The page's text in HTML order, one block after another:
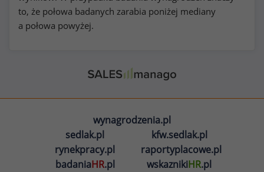
to, że połowa badanych zarabia poniżej mediany
a połowa powyżej.
wynagrodzenia.pl
sedlak.pl
kfw.sedlak.pl
rynekpracy.pl
raportyplacowe.pl
badaniaHR.pl wskaznikiHR.pl